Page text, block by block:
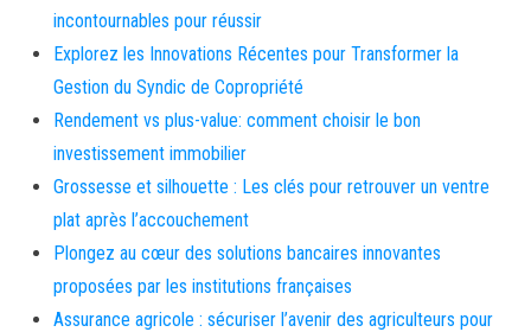
incontournables pour réussir
Explorez les Innovations Récentes pour Transformer la
Gestion du Syndic de Copropriété
Rendement vs plus-value: comment choisir le bon
investissement immobilier
Grossesse et silhouette : Les clés pour retrouver un ventre
plat après l’accouchement
Plongez au cœur des solutions bancaires innovantes
proposées par les institutions françaises
Assurance agricole : sécuriser l’avenir des agriculteurs pour